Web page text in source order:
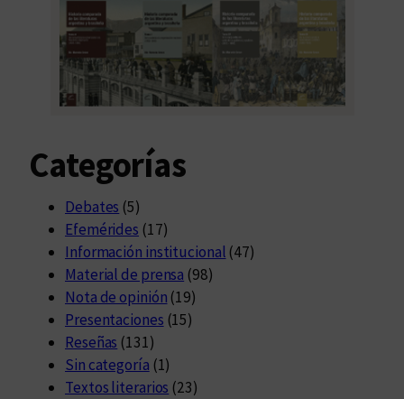
Categorías
Debates (5)
Efemérides (17)
Información institucional (47)
Material de prensa (98)
Nota de opinión (19)
Presentaciones (15)
Reseñas (131)
Sin categoría (1)
Textos literarios (23)